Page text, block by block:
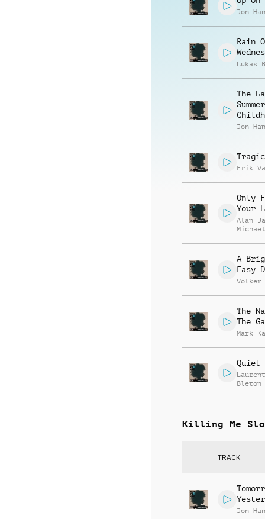
Jon
Rain
Lukas
The
Jon
Erik
Only
Your
Alan
A
Easy
Volker
The
The
Mark
Quiet
Bleton
Killing Me
TRACK
Jon